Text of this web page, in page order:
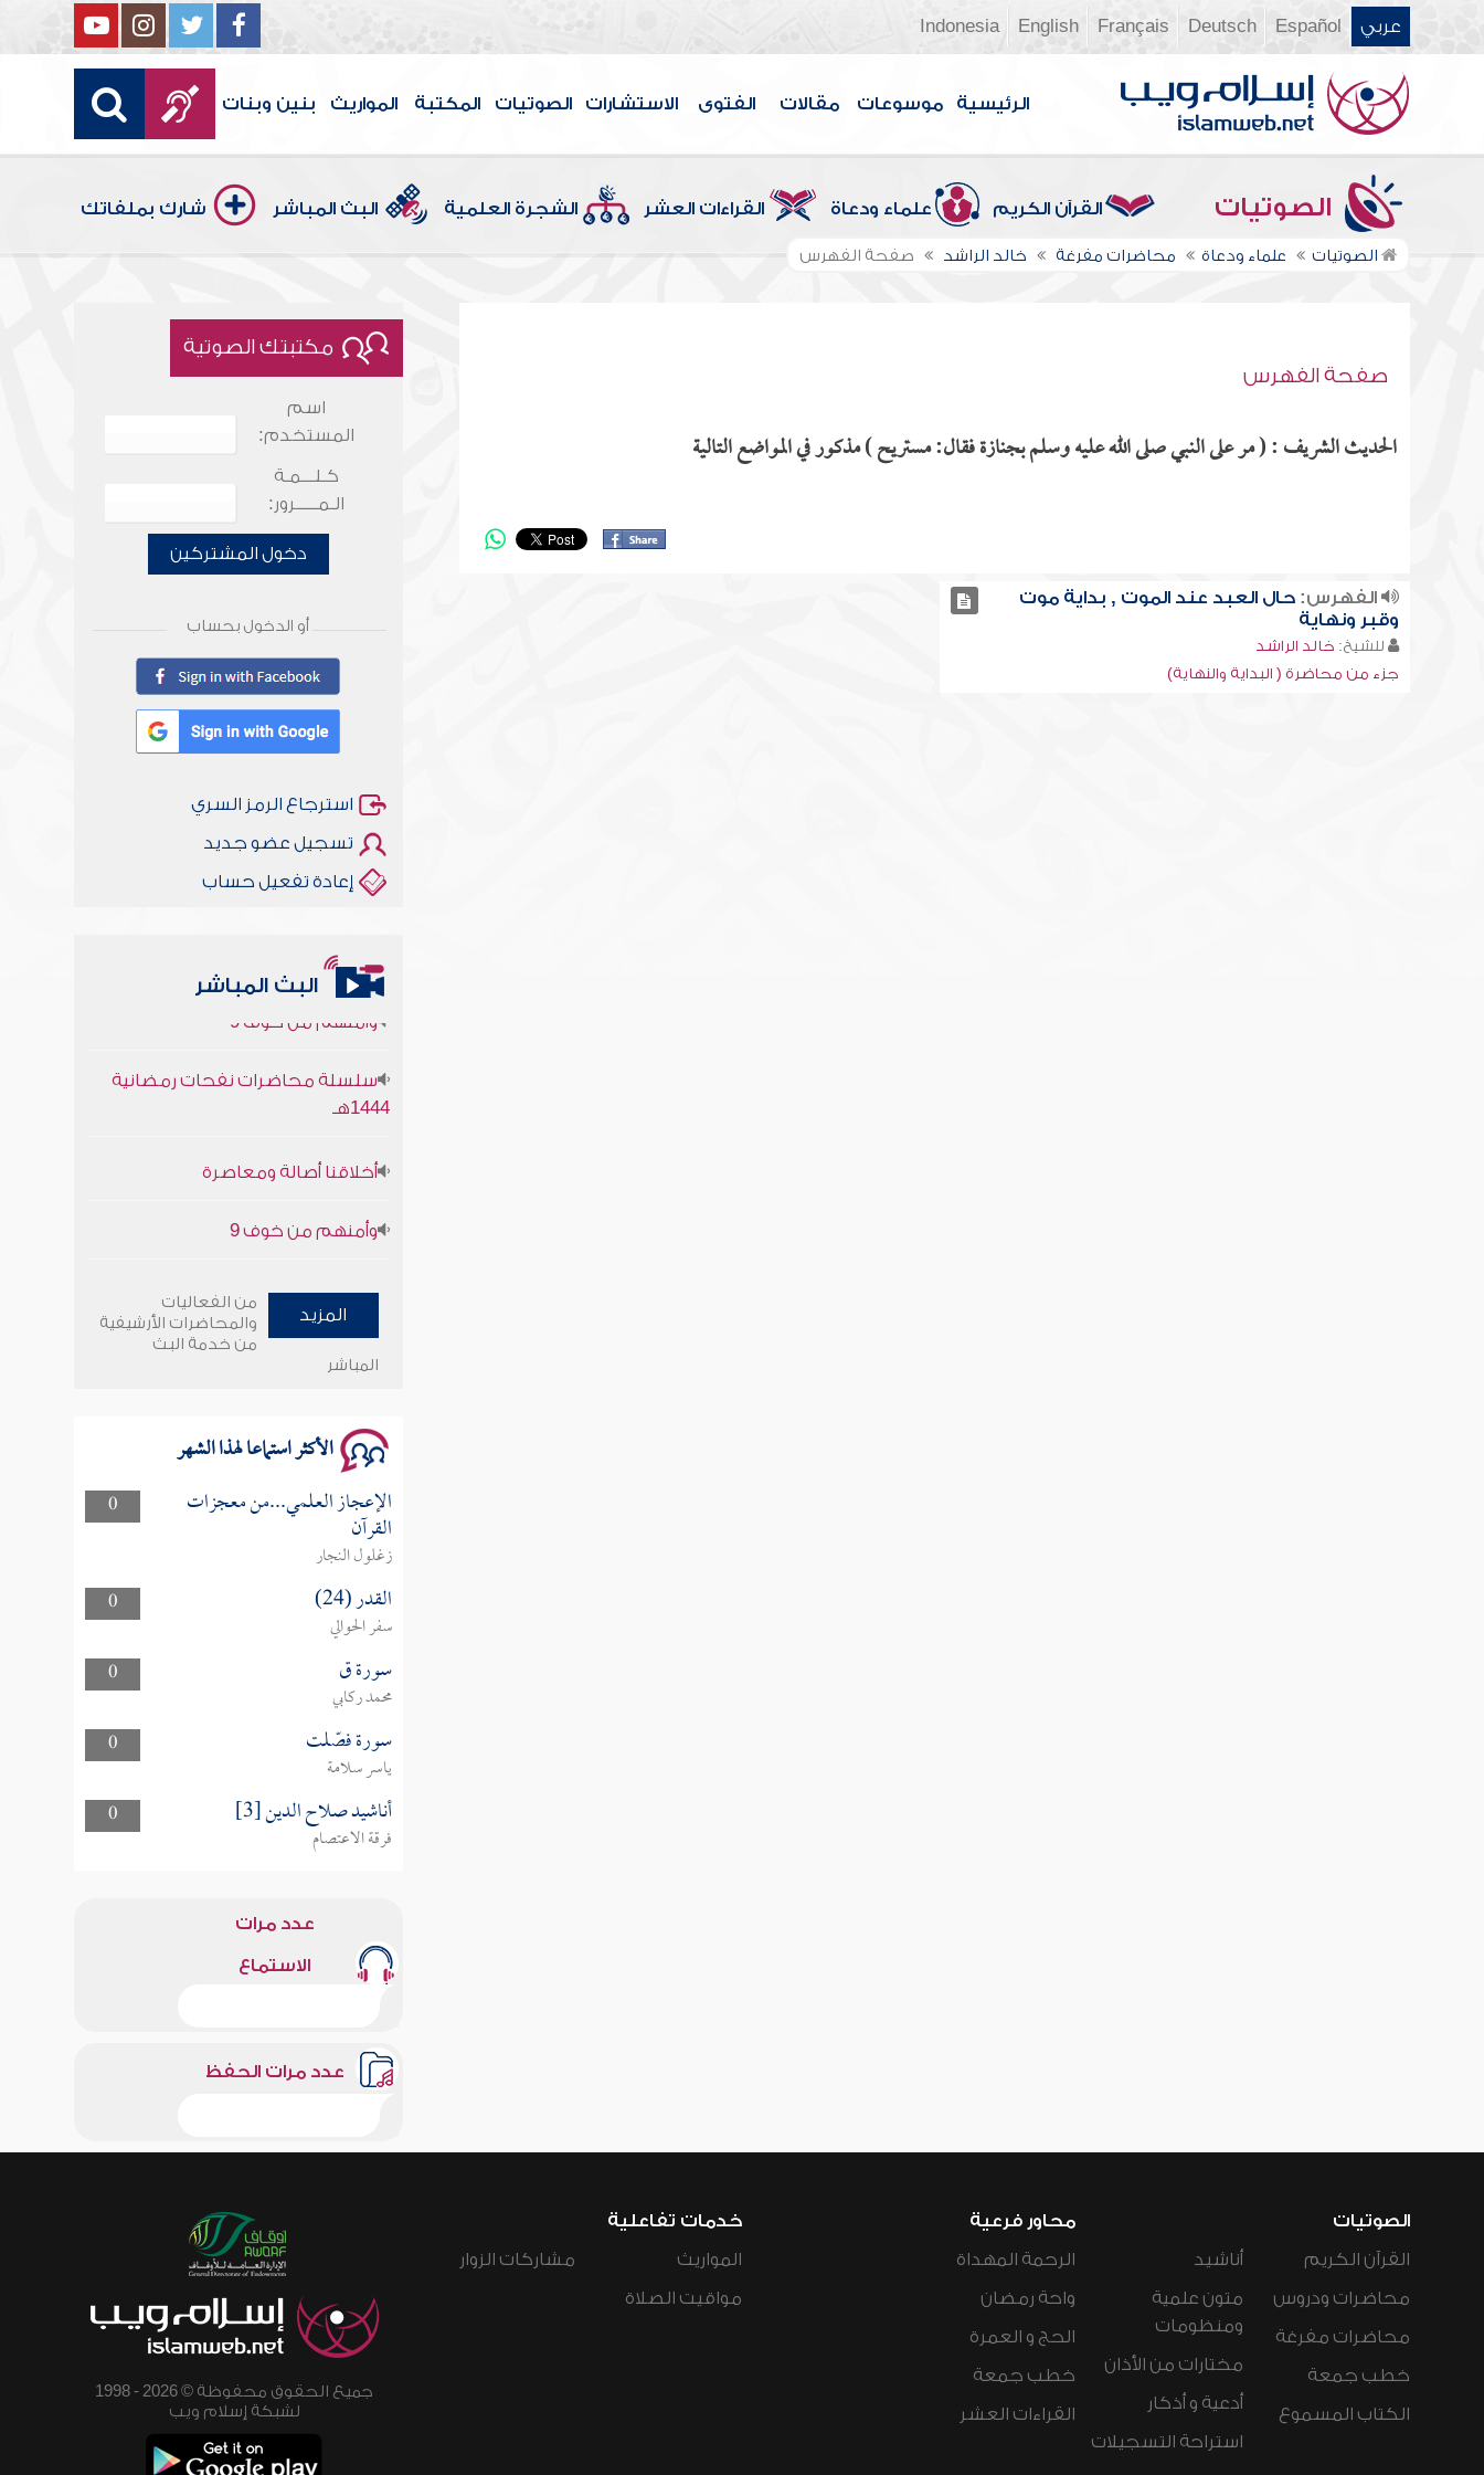
عربي Español
Deutsch
Français
English
Indonesia
الرئيسية موسوعات مقالات الفتوى الاستشارات الصوتيات المكتبة المواريث بنين وبنات
الصوتيات القرآن الكريم علماء ودعاة القراءات العشر الشجرة العلمية البث المباشر شارك بملفاتك
الصوتيات علماء ودعاة محاضرات مفرغة خالد الراشد صفحة الفهرس
صفحة الفهرس
الحديث الشريف : ( مر على النبي صلى الله عليه وسلم بجنازة فقال: مستريح ) مذكور في المواضع التالية
الفهرس:حال العبد عند الموت , بداية موت
وقبر ونهاية
للشيخ: خالد الراشد
جزء من محاضرة ( البداية والنهاية)
مكتبتك الصوتية
اسم
المستخدم:
كـلـــمـة
الـمـــــرور:
دخول المشتركين
أو الدخول بحساب
استرجاع الرمز السري
تسجيل عضو جديد
إعادة تفعيل حساب
البث المباشر
وأمنهم من خوف 9
1444هـ
1444هـ
المزيد
من الفعاليات
والمحاضرات الأرشيفية
من خدمة البث
المباشر
الأكثر استماعا لهذا الشهر
0 الإعجاز العلمي...من معجزات
القرآن
زغلول النجار
0
القدر (24)
سفر الحوالي
0
سورة ق
محمد ركابي
0
سورة فصّلت
ياسر سلامة
0
أناشيد صلاح الدين [3]
فرقة الاعتصام
عدد مرات
الاستماع
عدد مرات الحفظ
الصوتيات
القرآن الكريم
محاضرات ودروس
محاضرات مفرغة
خطب جمعة
الكتاب المسموع
أناشيد
متون علمية
ومنظومات
مختارات من الأذان
أدعية و أذكار
استراحة التسجيلات
محاور فرعية
الرحمة المهداة
واحة رمضان
الحج و العمرة
خطب جمعة
القراءات العشر
خدمات تفاعلية
المواريث
مواقيت الصلاة
مشاركات الزوار
جميع الحقوق محفوظة © 2026 - 1998
لشبكة إسلام ويب